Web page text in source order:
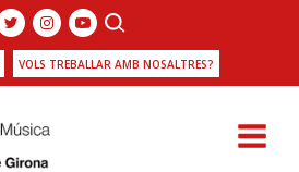
VOLS TREBALLAR AMB NOSALTRES?